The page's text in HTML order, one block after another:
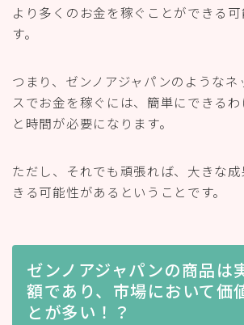
より多くのお金を稼ぐことができる
す。
つまり、ゼンノアジャパンのような
スでお金を稼ぐには、簡単にできる
と時間が必要になります。
ただし、それでも頑張れば、大きな
きる可能性があるということです。
ゼンノアジャパンの商品は
額であり、市場において価
とが多い！？